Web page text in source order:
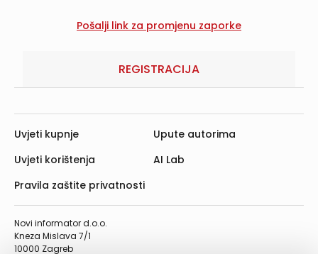
REGISTRACIJA
Novi informator d.o.o.
Kneza Mislava 7/1
10000 Zagreb
Uvjeti kupnje
Uvjeti korištenja
Pravila zaštite privatnosti
Upute autorima
AI Lab